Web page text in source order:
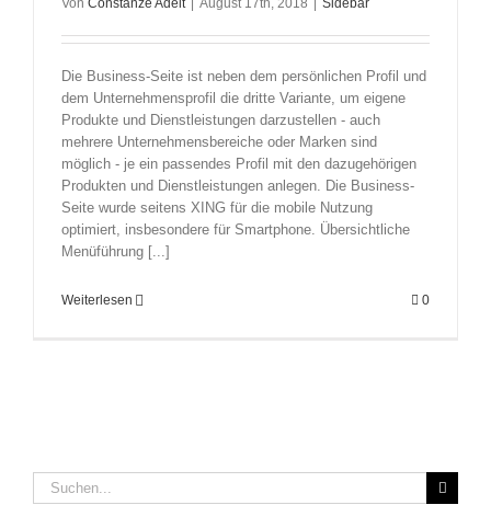
Von Constanze Adelt August 17th, 2018 Sidebar
Die Business-Seite ist neben dem persönlichen Profil und
dem Unternehmensprofil die dritte Variante, um eigene
Produkte und Dienstleistungen darzustellen - auch
mehrere Unternehmensbereiche oder Marken sind
möglich - je ein passendes Profil mit den dazugehörigen
Produkten und Dienstleistungen anlegen. Die Business-
Seite wurde seitens XING für die mobile Nutzung
optimiert, insbesondere für Smartphone. Übersichtliche
Menüführung [...]
Weiterlesen 0
Suche
nach: